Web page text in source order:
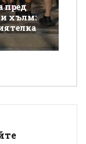
пред
хълм: